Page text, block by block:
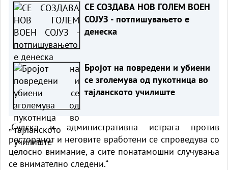
СЕ СОЗДАВА НОВ ГОЛЕМ ВОЕН
СОЈУЗ - потпишувањето е
денеска
Бројот на повредени и убиени
се зголемува од пукотница во
тајланското училиште
„Судска и административна истрага против
ресторанот и неговите вработени се спроведува со
целосно внимание, а сите понатамошни случувања
се внимателно следени.“